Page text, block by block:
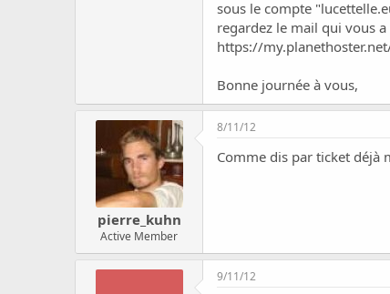
sous le compte
regardez le mail qui vous
https://
Bonne journée à vous,
pierre_kuhn
Active Member
8/11/12
Comme dis par ticket déjà
9/11/12